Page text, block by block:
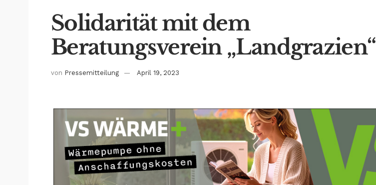
Solidarität mit dem
Beratungsverein „Landgrazien“
von Pressemitteilung April 19, 2023